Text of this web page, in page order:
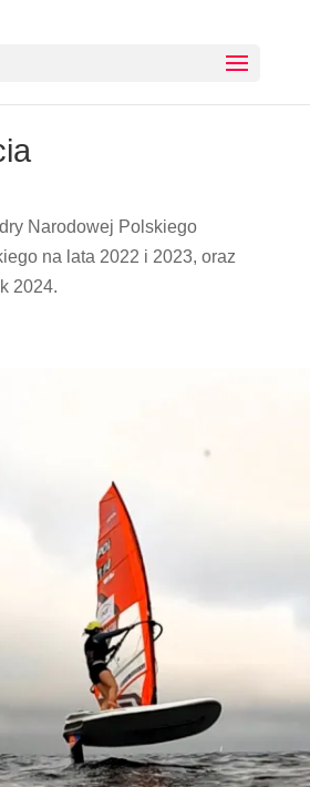
Narodowej Polskiego
na lata 2022 i 2023, oraz
2024.